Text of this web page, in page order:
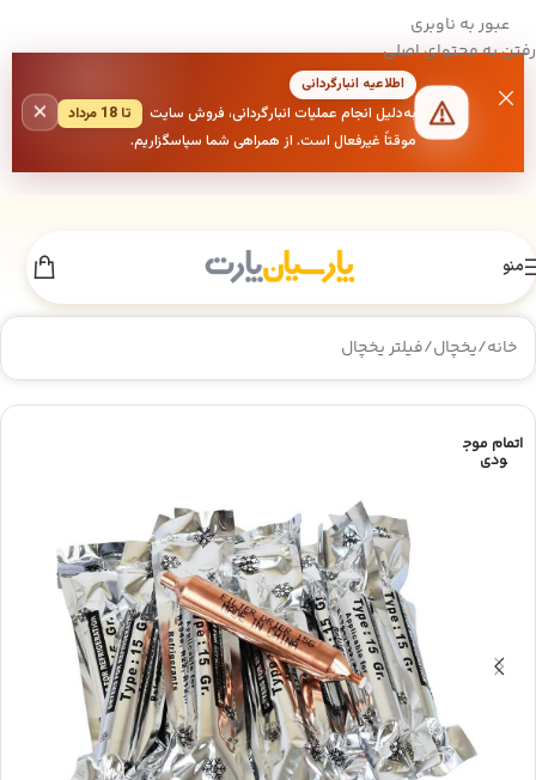
عبور به ناوبری
رفتن به محتوای اصلی
اطلاعیه انبارگردانی
به‌دلیل انجام عملیات انبارگردانی، فروش سایت
تا 18 مرداد
موقتاً غیرفعال است. از همراهی شما سپاسگزاریم.
×
منو
خانه/یخچال/فیلتر یخچال
اتمام موج
ودی